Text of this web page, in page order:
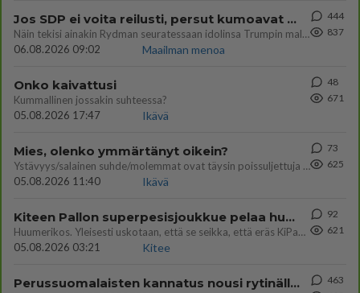
Jos SDP ei voita reilusti, persut kumoavat demokratian Suomesta
Näin tekisi ainakin Rydman seuratessaan idolinsa Trumpin mallia https://www.is.fi/politiikka/art-2000012187244.html
06.08.2026 09:02
Maailman menoa
444
837
Onko kaivattusi
Kummallinen jossakin suhteessa?
05.08.2026 17:47
Ikävä
48
671
Mies, olenko ymmärtänyt oikein?
Ystävyys/salainen suhde/molemmat ovat täysin poissuljettuja asioita? Nainen
05.08.2026 11:40
Ikävä
73
625
Kiteen Pallon superpesisjoukkue pelaa huumeiden vaikutuksen alaisena
Huumerikos. Yleisesti uskotaan, että se seikka, että eräs KiPan pelaaja kärähtää huumeista, on vain jäävuoren huippu. M
05.08.2026 03:21
Kitee
92
621
Perussuomalaisten kannatus nousi rytinällä Ylen tänään julkaisemassa tuoreimmassa gallup-kyselyssä.
463